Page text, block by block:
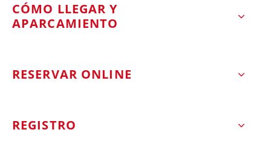
CÓMO LLEGAR Y
APARCAMIENTO
RESERVAR ONLINE
REGISTRO